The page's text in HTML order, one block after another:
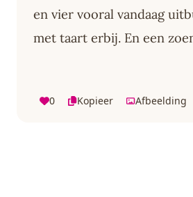
en vier vooral vandaag
met taart erbij. En een
0 Kopieer Afbeelding